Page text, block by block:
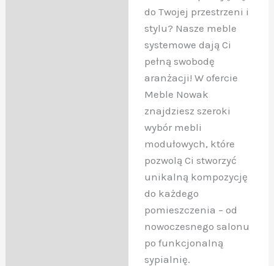
do Twojej przestrzeni i
stylu? Nasze meble
systemowe dają Ci
pełną swobodę
aranżacji! W ofercie
Meble Nowak
znajdziesz szeroki
wybór mebli
modułowych, które
pozwolą Ci stworzyć
unikalną kompozycję
do każdego
pomieszczenia – od
nowoczesnego salonu
po funkcjonalną
sypialnię.